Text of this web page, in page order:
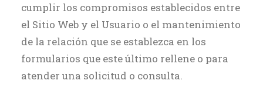
cumplir los compromisos establecidos entre
el Sitio Web y el Usuario o el mantenimiento
de la relación que se establezca en los
formularios que este último rellene o para
atender una solicitud o consulta.